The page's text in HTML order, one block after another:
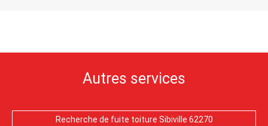
Autres services
Recherche de fuite toiture Sibiville 62270